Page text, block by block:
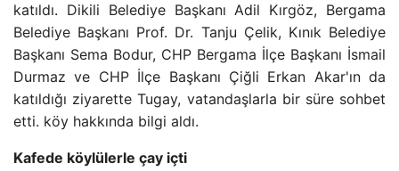
katıldı. Dikili Belediye Başkanı Adil Kırgöz, Bergama
Belediye Başkanı Prof. Dr. Tanju Çelik, Kınık Belediye
Başkanı Sema Bodur, CHP Bergama İlçe Başkanı İsmail
Durmaz ve CHP İlçe Başkanı Çiğli Erkan Akar'ın da
katıldığı ziyarette Tugay, vatandaşlarla bir süre sohbet
etti. köy hakkında bilgi aldı.
Kafede köylülerle çay içti